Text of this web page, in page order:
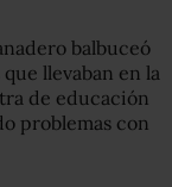
balbuceó
llevaban en la
de educación
problemas con